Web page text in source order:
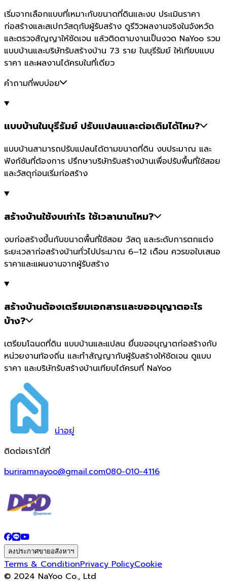
เริ่มจากเลือกแบบที่เหมาะกับขนาดที่ดินและงบ ประเมินราคา
ก่อสร้างและสเปกวัสดุกับผู้รับสร้าง ดูรีวิวผลงานจริงในจังหวัด
และตรวจสัญญาให้ชัดเจน แล้วติดตามงานเป็นงวด NaYoo รวม
แบบบ้านและบริษัทรับสร้างบ้าน 73 ราย ในบุรีรัมย์ ให้เทียบแบบ
ราคา และผลงานได้ครบในที่เดียว
คำถามที่พบบ่อย
แบบบ้านในบุรีรัมย์ ปรับแปลนและต่อเติมได้ไหม?
แบบบ้านสามารถปรับแปลนได้ตามขนาดที่ดิน งบประมาณ และ
ฟังก์ชันที่ต้องการ ปรึกษาบริษัทรับสร้างบ้านเพื่อปรับพื้นที่ใช้สอย
และวัสดุก่อนเริ่มก่อสร้าง
สร้างบ้านใช้งบเท่าไร ใช้เวลานานไหม?
งบก่อสร้างขึ้นกับขนาดพื้นที่ใช้สอย วัสดุ และระดับการตกแต่ง
ระยะเวลาก่อสร้างบ้านทั่วไปประมาณ 6–12 เดือน ควรขอใบเสนอ
ราคาและแผนงานจากผู้รับสร้าง
สร้างบ้านต้องเตรียมเอกสารและขออนุญาตอะไร
บ้าง?
เตรียมโฉนดที่ดิน แบบบ้านและแปลน ยื่นขออนุญาตก่อสร้างกับ
หน่วยงานท้องถิ่น และทำสัญญากับผู้รับสร้างให้ชัดเจน ดูแบบ
ราคา และบริษัทรับสร้างบ้านเทียบได้ครบที่ NaYoo
น่าอยู่
ติดต่อเราได้ที่
buriramnayoo@gmail.com080-010-4116
ลงประกาศขายอสังหาฯ
Terms & ConditionPrivacy PolicyCookie
© 2024 NaYoo Co., Ltd